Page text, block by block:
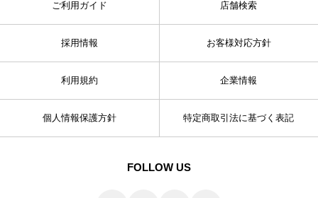
ご利用ガイド 店舗検索
採用情報 お客様対応方針
利用規約 企業情報
個人情報保護方針 特定商取引法に基づく表記
FOLLOW US